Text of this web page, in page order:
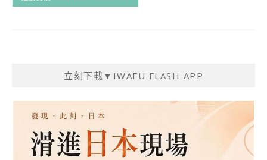
立刻下載▼IWAFU FLASH APP